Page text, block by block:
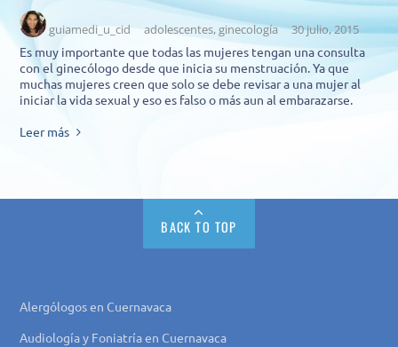
guiamedi_u_cid adolescentes,ginecología
30 julio, 2015
Es muy importante que todas las mujeres tengan una consulta
con el ginecólogo desde que inicia su menstruación. Ya que
muchas mujeres creen que solo se debe revisar a una mujer al
iniciar la vida sexual y eso es falso o más aun al embarazarse.
Leer más
BACK TO TOP
Alergólogos en Cuernavaca
Audiología y Foniatría en Cuernavaca